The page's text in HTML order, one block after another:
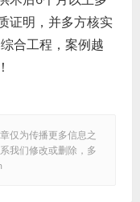
证明，并多方核实
合工程，案例越
仅为传播更多信息之
我们修改或删除，多